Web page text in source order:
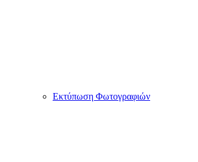
Εκτύπωση Φωτογραφιών